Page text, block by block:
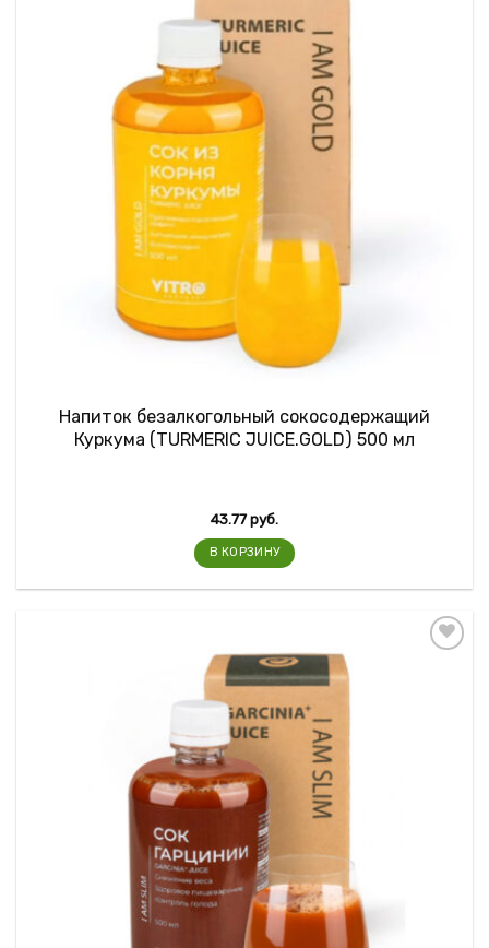
Напиток безалкогольный сокосодержащий
Куркума (TURMERIC JUICE.GOLD) 500 мл
43.77руб.
В КОРЗИНУ